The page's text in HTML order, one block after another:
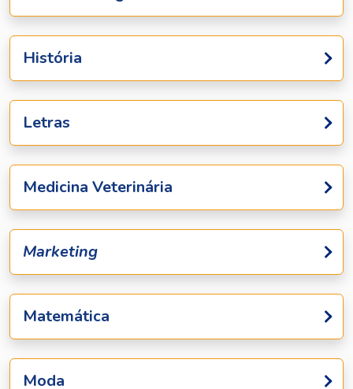
História
Letras
Medicina Veterinária
Marketing
Matemática
Moda